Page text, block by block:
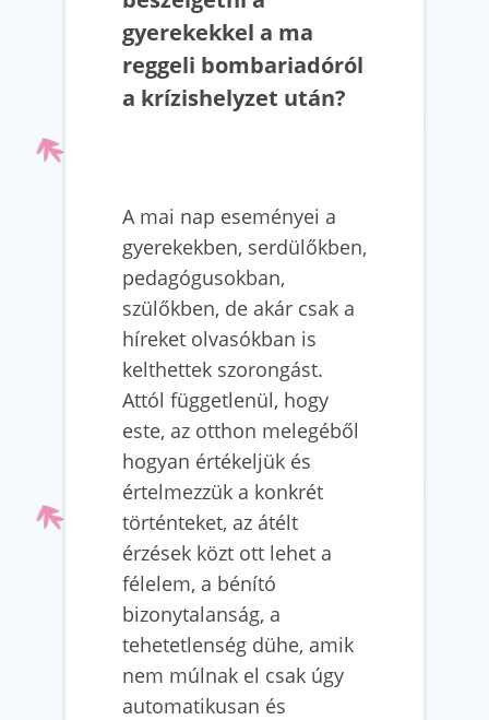
gyerekekkel a ma
reggeli bombariadóról
a krízishelyzet után?
A mai nap eseményei a
gyerekekben, serdülőkben,
pedagógusokban,
szülőkben, de akár csak a
híreket olvasókban is
kelthettek szorongást.
Attól függetlenül, hogy
este, az otthon melegéből
hogyan értékeljük és
értelmezzük a konkrét
történteket, az átélt
érzések közt ott lehet a
félelem, a bénító
bizonytalanság, a
tehetetlenség dühe, amik
nem múlnak el csak úgy
automatikusan és